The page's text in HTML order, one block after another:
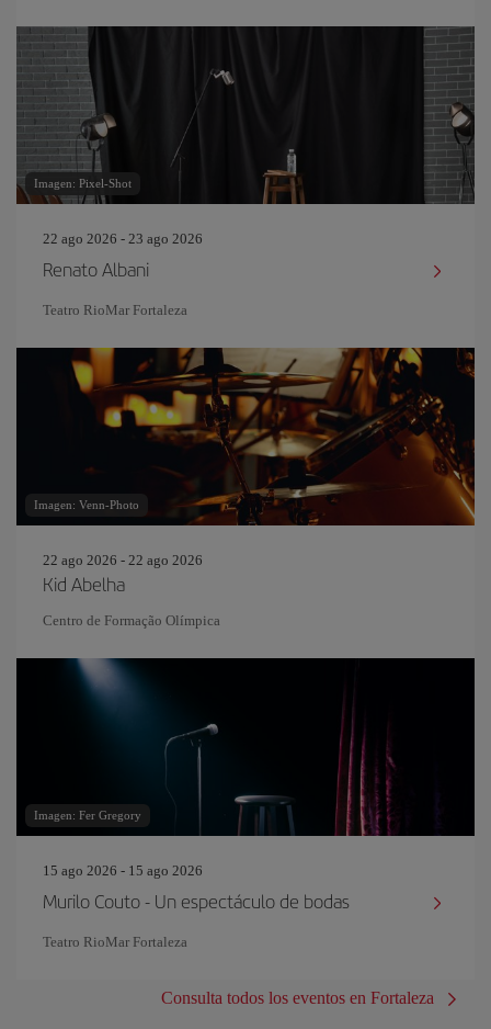
Imagen: Pixel-Shot
22 ago 2026 - 23 ago 2026
Renato Albani
Teatro RioMar Fortaleza
Imagen: Venn-Photo
22 ago 2026 - 22 ago 2026
Kid Abelha
Centro de Formação Olímpica
Imagen: Fer Gregory
15 ago 2026 - 15 ago 2026
Murilo Couto - Un espectáculo de bodas
Teatro RioMar Fortaleza
Consulta todos los eventos en Fortaleza